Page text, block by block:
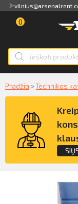
0
PARDAVIMAS
NAUDOTA
NUOMA
PASLAUGOS
Akti, atlikumi
Pasiūlymai
Mokėjimų sąrašas
Pradžia >Technikos